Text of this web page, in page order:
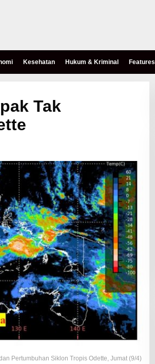
Kesehatan Hukum & Kriminal Features
Tak
Pertumbuhan Siklon Tropis Odette, Jumat (9/4)